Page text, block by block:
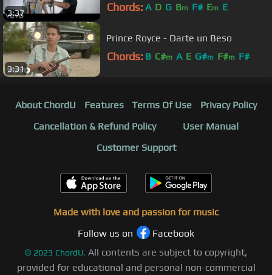
3:37 Chords: A D G Bm F# Em E
3:31
Prince Royce - Darte un Beso
Chords: B C#m A E G#m F#m F#
About ChordU Features Terms Of Use
Privacy Policy
Cancellation & Refund Policy
User Manual
Customer Support
Made with love and passion for music
Follow us on
Facebook
© 2023 ChordU. All contents are subject to copyright,
provided for educational and personal non-commercial